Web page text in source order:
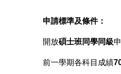
申請標準及條件：
開放碩士班同學同級
前一學期各科目成績